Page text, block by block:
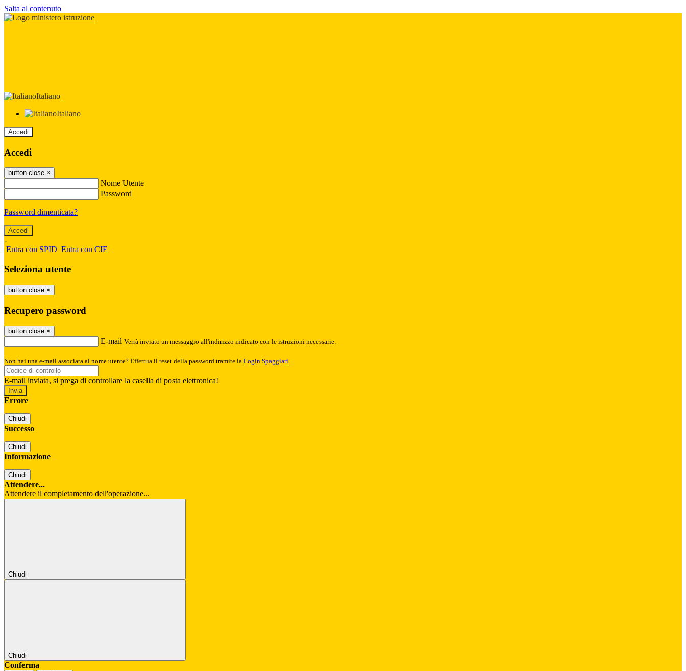
Salta al contenuto
Italiano
Italiano
Accedi
Accedi
button close ×
Nome Utente
Password
Password dimenticata?
-
Entra con SPID Entra con CIE
Seleziona utente
button close ×
Recupero password
button close ×
E-mail Verrà inviato un messaggio all'indirizzo indicato con le istruzioni necessarie.
Non hai una e-mail associata al nome utente? Effettua il reset della password tramite la Login Spaggiari
E-mail inviata, si prega di controllare la casella di posta elettronica!
Errore
Chiudi
Successo
Chiudi
Informazione
Chiudi
Attendere...
Attendere il completamento dell'operazione...
Chiudi
Chiudi
Conferma